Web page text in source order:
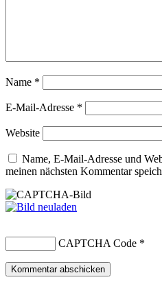
Name *
E-Mail-Adresse *
Website
Name, E-Mail-Adresse und
meinen nächsten Kommentar
CAPTCHA Code *